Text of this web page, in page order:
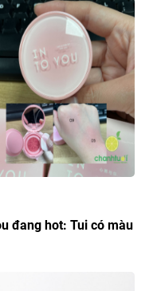
đang hot: Tui có màu